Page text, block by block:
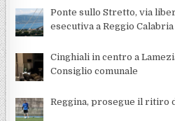
Ponte sullo Stretto, via
esecutiva a Reggio Calabria
Cinghiali in centro a
Consiglio comunale
Reggina, prosegue il ritiro